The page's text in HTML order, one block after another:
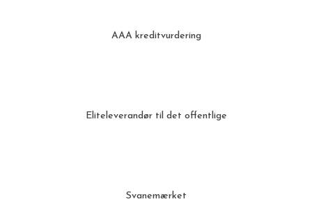
AAA kreditvurdering
Eliteleverandør til det offentlige
Svanemærket